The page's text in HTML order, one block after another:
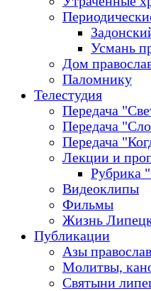
Усмань
Дом
Паломнику
Телестудия
Передача
Передача
Передача
Лекции и
Рубрика
Видеоклипы
Фильмы
Жизнь
Публикации
Азы
Молитвы,
Святыни